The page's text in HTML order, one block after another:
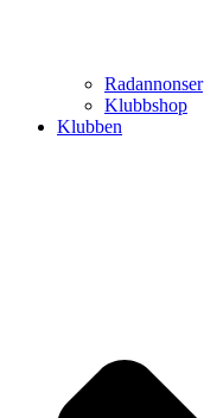
Radannonser
Klubbshop
Klubben